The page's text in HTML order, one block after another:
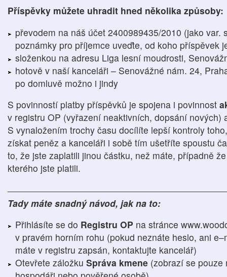
Příspěvky můžete uhradit hned několika způsoby:
převodem na náš účet 2400989435/2010 (jako var.
poznámky pro příjemce uveďte, od koho příspěvek
složenkou na adresu Liga lesní moudrosti,
hotově v naší kanceláři – Senovážné nám. 24,
po domluvě možno i jindy
S povinností platby příspěvků je spojena i povinnost
v registru OP (vyřazení neaktivních, dopsání nových)
S vynaložením trochy času docílíte lepší kontroly
získat peněz a kanceláři i sobě tím ušetříte spoustu
to, že jste zaplatili jinou částku, než máte, případně
kterého jste platili.
Tady máte snadný návod, jak na to:
Přihlásíte se do Registru OP na stránce
v pravém horním rohu (pokud neznáte heslo, ani
máte v registru zapsán, kontaktujte kancelář)
Otevřete záložku Správa kmene (zobrazí se pouze